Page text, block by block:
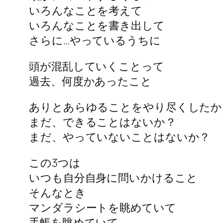
いろんなことを考えて
いろんなことを書き出して
さらに…やっているうちに
頭が混乱していくことって
過去、何度かあったこと
ありとあらゆることをやり尽くした
まだ、できることはないか？
まだ、やっていないことはないか？
この3つは
いつも自分自身に問いかけること
そんなとき
マンダラシートを眺めていて